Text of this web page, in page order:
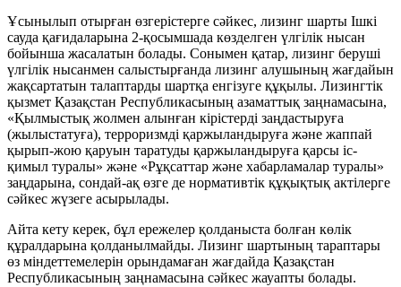
Ұсынылып отырған өзгерістерге сәйкес, лизинг шарты Ішкі
сауда қағидаларына 2-қосымшада көзделген үлгілік нысан
бойынша жасалатын болады. Сонымен қатар, лизинг беруші
үлгілік нысанмен салыстырғанда лизинг алушының жағдайын
жақсартатын талаптарды шартқа енгізуге құқылы. Лизингтік
қызмет Қазақстан Республикасының азаматтық заңнамасына,
«Қылмыстық жолмен алынған кірістерді заңдастыруға
(жылыстатуға), терроризмді қаржыландыруға және жаппай
қырып-жою қаруын таратуды қаржыландыруға қарсы іс-
қимыл туралы» және «Рұқсаттар және хабарламалар туралы»
заңдарына, сондай-ақ өзге де нормативтік құқықтық актілерге
сәйкес жүзеге асырылады.
Айта кету керек, бұл ережелер қолданыста болған көлік
құралдарына қолданылмайды. Лизинг шартының тараптары
өз міндеттемелерін орындамаған жағдайда Қазақстан
Республикасының заңнамасына сәйкес жауапты болады.